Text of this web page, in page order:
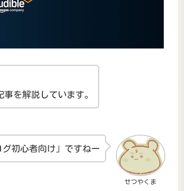
事を解説しています。
せつやくま
初心者向け」ですねー